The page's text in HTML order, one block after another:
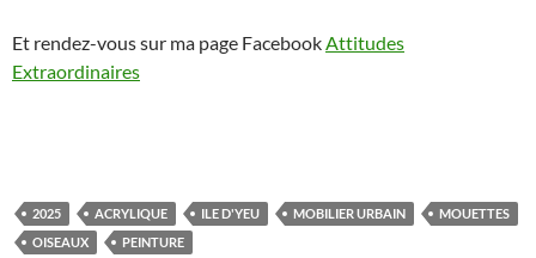
Et rendez-vous sur ma page Facebook Attitudes
Extraordinaires
2025 ACRYLIQUE ILE D'YEU MOBILIER URBAIN
MOUETTES
OISEAUX
PEINTURE